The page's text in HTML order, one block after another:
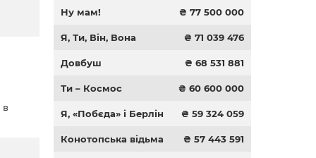
в
Ну мам! ₴ 77 500 000
Я, Ти, Він, Вона ₴ 71 039 476
Довбуш ₴ 68 531 881
Ти – Космос ₴ 60 600 000
Я, «Побєда» і Берлін ₴ 59 324 059
Конотопська відьма ₴ 57 443 591